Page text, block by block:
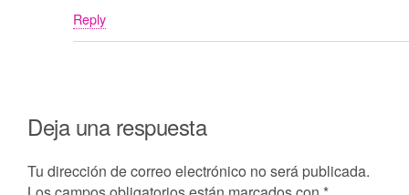
Reply
Deja una respuesta
Tu dirección de correo electrónico no será publicada.